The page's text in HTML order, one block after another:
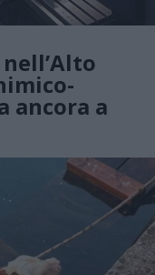
ancora a